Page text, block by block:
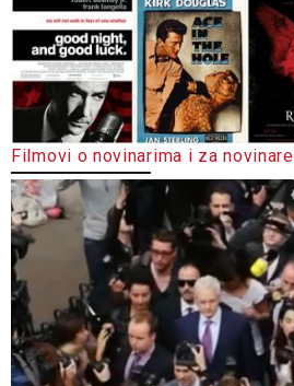
Filmovi o novinarima i za novinare